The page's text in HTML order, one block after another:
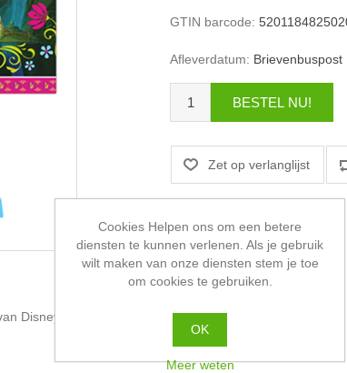
GTIN barcode:
Afleverdatum:
Disney Frozen.
Cookies Helpen ons om een betere
diensten te kunnen verlenen. Als je gebruik
wilt maken van onze diensten stem je toe
om cookies te gebruiken.
OK
Meer weten